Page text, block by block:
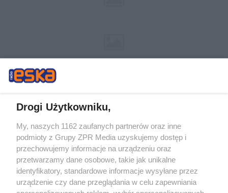
Żaden utwór zamieszczony w serwisie nie może być powielany i
rozpowszechniany lub dalej rozpowszechniany w jakikolwiek sposób (w
tym także elektroniczny lub mechaniczny) na jakimkolwiek polu
eksploatacji w jakiejkolwiek formie, włącznie z umieszczaniem w Internecie
bez pisemnej zgody właściciela praw. Jakiekolwiek użycie lub
wykorzystanie utworów w całości lub w części z naruszeniem prawa, tzn.
bez właściwej zgody, jest zabronione pod groźbą kary i może być ścigane
prawnie.
Drogi Użytkowniku,
My, naszych 1162 zaufanych partnerów oraz inne
podmioty z Grupy ZPR Media uzyskujemy dostęp i
przechowujemy informacje na urządzeniu oraz
przetwarzamy dane osobowe, takie jak unikalne
identyfikatory, standardowe informacje wysyłane przez
urządzenie czy dane przeglądania w celu zapewniania